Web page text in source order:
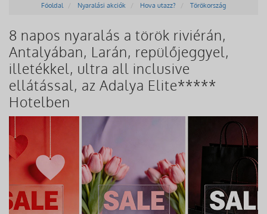
Főoldal Nyaralási akciók Hova utazz? Törökország
8 napos nyaralás a török riviérán,
Antalyában, Larán, repülőjeggyel,
illetékkel, ultra all inclusive
ellátással, az Adalya Elite*****
Hotelben